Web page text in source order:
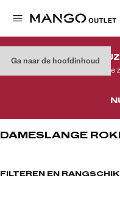
Ga naar de hoofdinhoud
Op
DAMESLANGE
FILTEREN EN